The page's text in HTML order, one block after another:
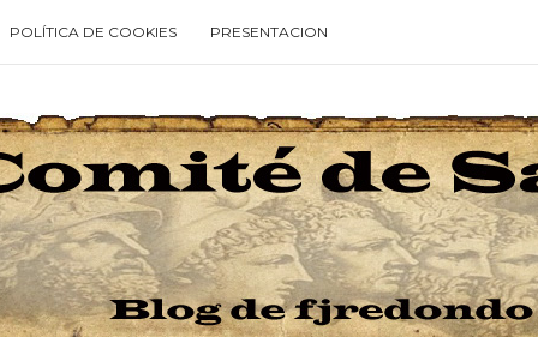
POLÍTICA DE COOKIES PRESENTACION
Type your search keyword, and press enter to search